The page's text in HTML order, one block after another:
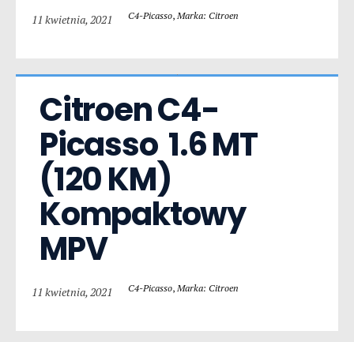
11 kwietnia, 2021 C4-Picasso, Marka: Citroen
Citroen C4-
Picasso  1.6 MT
(120 KM)
Kompaktowy
MPV
11 kwietnia, 2021 C4-Picasso, Marka: Citroen